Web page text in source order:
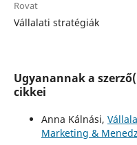
Rovat
Vállalati stratégiák
Ugyanannak a
cikkei
Anna Kálnási,
Marketing &